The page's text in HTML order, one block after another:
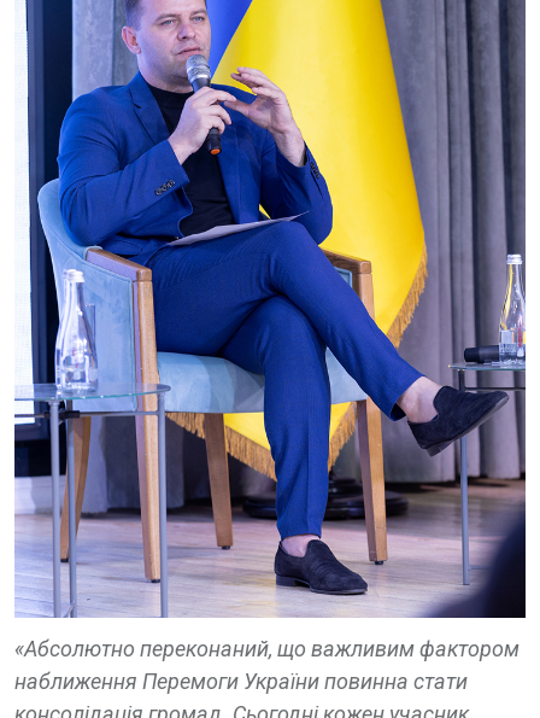
«Абсолютно переконаний, що важливим фактором
наближення Перемоги України повинна стати